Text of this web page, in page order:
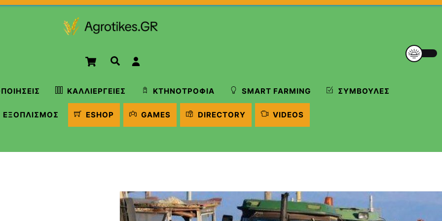
Cart Αναζήτηση
ΚΑΛΛΙΈΡΓΕΙΕΣ ΚΤΗΝΟΤΡΟΦΊΑ SMART FARMING ΣΥΜΒΟΥΛΈΣ
ΕΞΟΠΛΙΣΜΌΣ ESHOP GAMES DIRECTORY VIDEOS